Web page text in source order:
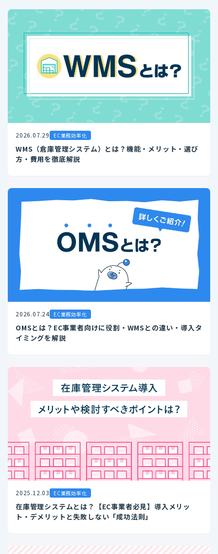
2026.07.29 EC業務効率化
WMS（倉庫管理システム）とは？機能・メリット・選び
方・費用を徹底解説
2026.07.24 EC業務効率化
OMSとは？EC事業者向けに役割・WMSとの違い・導入タ
イミングを解説
2025.12.03 EC業務効率化
在庫管理システムとは？【EC事業者必見】導入メリッ
ト・デメリットと失敗しない「成功法則」